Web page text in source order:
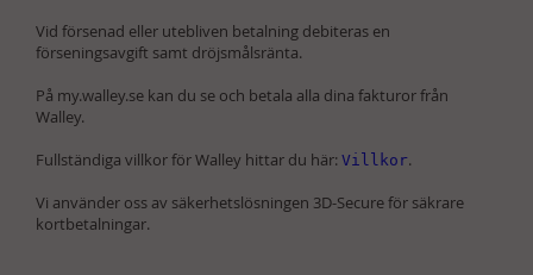
Vid försenad eller utebliven betalning debiteras en
förseningsavgift samt dröjsmålsränta.
På my.walley.se kan du se och betala alla dina fakturor från
Walley.
Fullständiga villkor för Walley hittar du här: Villkor.
Vi använder oss av säkerhetslösningen 3D-Secure för säkrare
kortbetalningar.